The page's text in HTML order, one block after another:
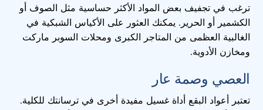
ترغب في تجفيف بعض المواد الأكثر حساسية مثل الصوف أو
الكشمير أو الحرير. يمكنك العثور على الأكياس الشبكية في
الغالبية العظمى من المتاجر الكبرى ومحلات السوبر ماركت
ومخازن الأدوية.
العصي وصمة عار
تعتبر أعواد البقع أداة غسيل مفيدة أخرى في ترسانتك للكلية.